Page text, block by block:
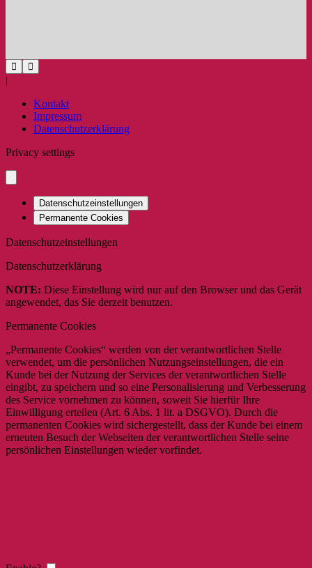
|
Kontakt
Impressum
Datenschutzerklärung
Privacy settings
Datenschutzeinstellungen
Permanente Cookies
Datenschutzeinstellungen
Datenschutzerklärung
NOTE: Diese Einstellung wird nur auf den Browser und das Gerät
angewendet, das Sie derzeit benutzen.
Permanente Cookies
„Permanente Cookies“ werden von der verantwortlichen Stelle
verwendet, um die persönlichen Nutzungseinstellungen, die ein
Kunde bei der Nutzung der Services der verantwortlichen Stelle
eingibt, zu speichern und so eine Personalisierung und Verbesserung
des Service vornehmen zu können, soweit Sie hierfür Ihre
Einwilligung erteilen (Art. 6 Abs. 1 lit. a DSGVO). Durch die
permanenten Cookies wird sichergestellt, dass der Kunde bei einem
erneuten Besuch der Webseiten der verantwortlichen Stelle seine
persönlichen Einstellungen wieder vorfindet.